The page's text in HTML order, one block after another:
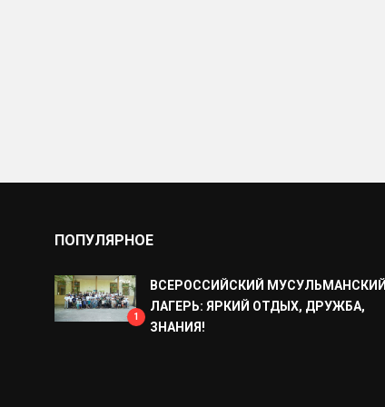
ПОПУЛЯРНОЕ
1
ВСЕРОССИЙСКИЙ МУСУЛЬМАНСКИЙ
ЛАГЕРЬ: ЯРКИЙ ОТДЫХ, ДРУЖБА,
ЗНАНИЯ!